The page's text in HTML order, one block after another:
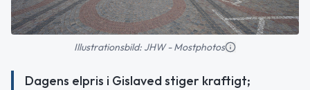
Illustrationsbild: JHW - Mostphotos
Dagens elpris i Gislaved stiger kraftigt;